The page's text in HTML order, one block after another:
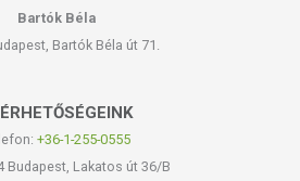
Bartók Béla
Bartók Béla út 71.
+36-1-255-0555
Budapest, Lakatos út 36/B